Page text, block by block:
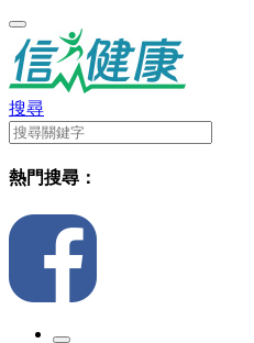
搜尋
熱門搜尋：